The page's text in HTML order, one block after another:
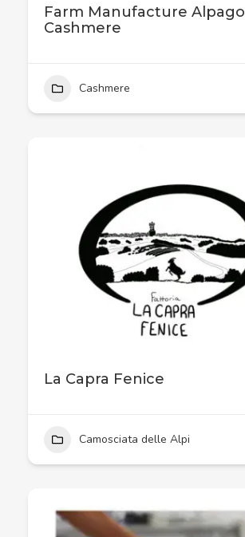
Farm Manufacture Alpago
Cashmere
Cashmere
La Capra Fenice
Camosciata delle Alpi